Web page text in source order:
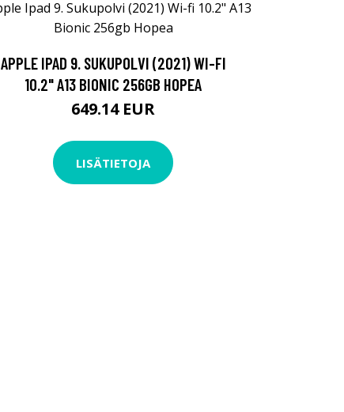
APPLE IPAD 9. SUKUPOLVI (2021) WI-FI
10.2" A13 BIONIC 256GB HOPEA
649.14 EUR
LISÄTIETOJA